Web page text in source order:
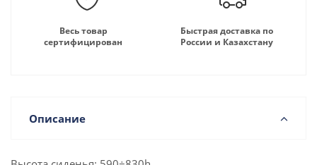
Весь товар
сертифицирован
Быстрая доставка по
России и Казахстану
Описание